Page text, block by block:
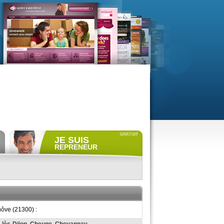
JE SUIS
REPRENEUR
Déposer gratuitementune
ACCÈS REPRENEUR
(21300) :